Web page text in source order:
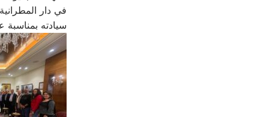
سيادته بمناسبة